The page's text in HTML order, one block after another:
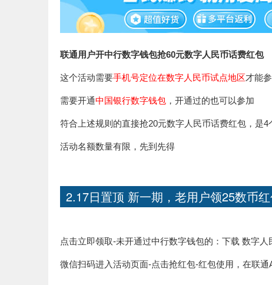
联通用户开中行数字钱包抢60元数字人民币话费红包
这个活动需要手机号定位在数字人民币试点地区才能
需要开通中国银行数字钱包 ，开通过的也可以参加
符合上述规则的直接抢20元数字人民币话费红包，是
活动名额数量有限，先到先得
2.17日置顶 新一期，老用户领25数币
点击立即领取-未开通过中行数字钱包的：下载 数字人
微信扫码进入活动页面-点击抢红包-红包使用，在联